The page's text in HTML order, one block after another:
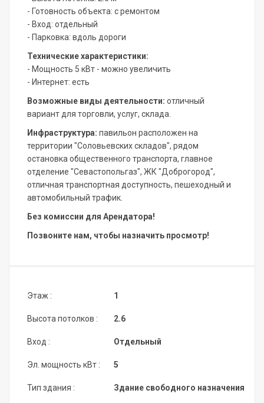
- Готовность объекта: с ремонтом
- Вход: отдельный
- Парковка: вдоль дороги
Технические характеристики:
- Мощность 5 кВт - можно увеличить
- Интернет: есть
Возможные виды деятельности: отличный
вариант для торговли, услуг, склада.
Инфраструктура: павильон расположен на
территории "Соловьевских складов", рядом
остановка общественного транспорта, главное
отделение "Севастопольгаз", ЖК "Доброгород",
отличная транспортная доступность, пешеходный и
автомобильный трафик.
Без комиссии для Арендатора!
Позвоните нам, чтобы назначить просмотр!
Этаж :
Высота потолков :
Вход :
Эл. мощность кВт :
Тип здания :
1
2.6
Отдельный
5
Здание свободного назначения